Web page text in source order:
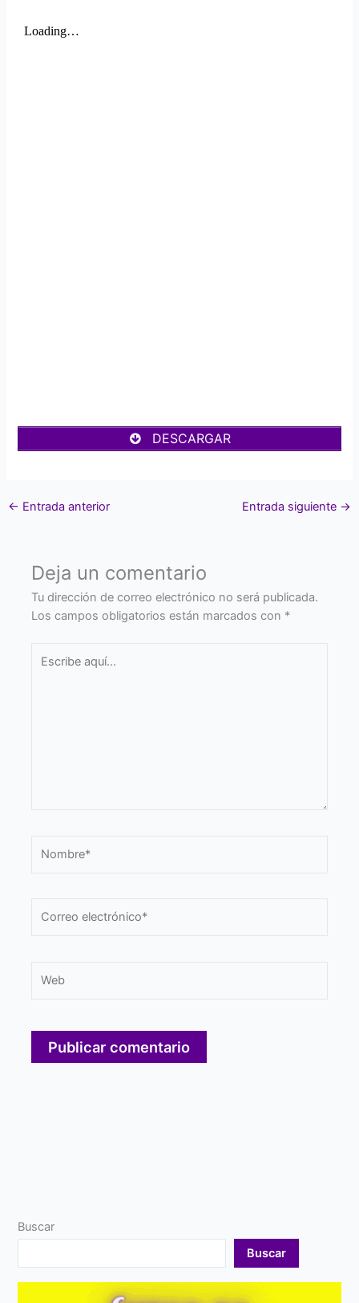
DESCARGAR
← Entrada anterior Entrada siguiente →
Deja un comentario
Tu dirección de correo electrónico no será publicada.
Los campos obligatorios están marcados con *
aquí...
electrónico*
Buscar
Buscar